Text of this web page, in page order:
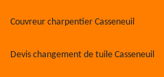
Couvreur charpentier Casseneuil
Devis changement de tuile Casseneuil